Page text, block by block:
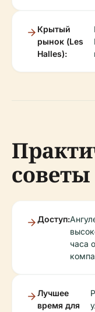
Крытый
рынок (Les
Halles):
советы
Доступ:
часа
Лучшее
время для